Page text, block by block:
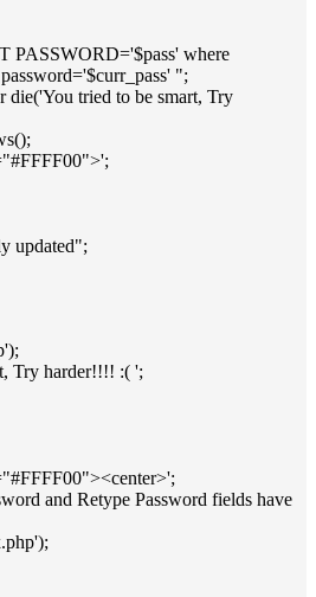
PASSWORD='$pass' where
";
die('You tried to be smart, Try
updated";
Try harder!!!! :( ';
and Retype Password fields have